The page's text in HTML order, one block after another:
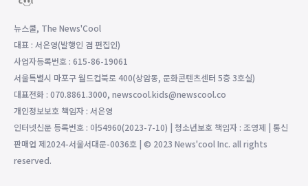
뉴스쿨, The News'Cool
대표 : 서은영(발행인 겸 편집인)
사업자등록번호 : 615-86-19061
서울특별시 마포구 월드컵북로 400(상암동, 문화콘텐츠센터 5층 3호실)
대표전화 : 070.8861.3000, newscool.kids@newscool.co
개인정보보호 책임자 : 서은영
인터넷신문 등록번호 : 아54960(2023-7-10) | 청소년보호 책임자 : 조영제 | 통신
판매업 제2024-서울서대문-0036호 | © 2023 News'cool Inc. all rights
reserved.